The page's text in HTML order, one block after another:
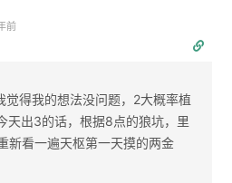
前
觉得我的想法没问题，2大概率植
天出3的话，根据8点的狼坑，里
新看一遍天枢第一天摸的两金